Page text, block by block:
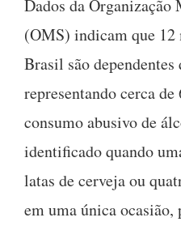
Dados da Organização
(OMS) indicam que 12
Brasil são
representando cerca
consumo abusivo de
identificado quando
latas de cerveja ou
em uma única ocasião,